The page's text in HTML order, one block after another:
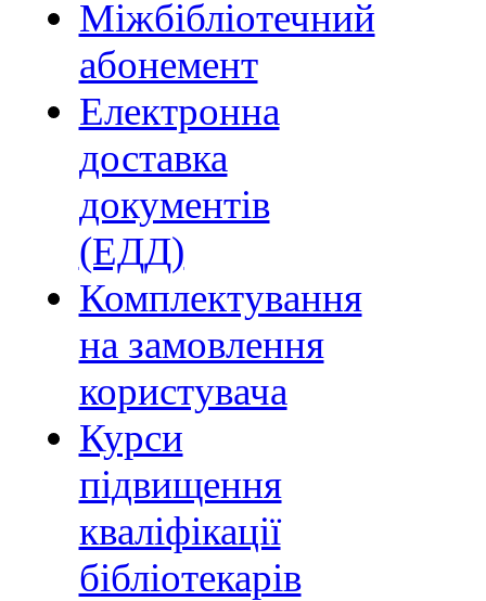
Міжбібліотечний
абонемент
Електронна
доставка
документів
(ЕДД)
Комплектування
на замовлення
користувача
Курси
підвищення
кваліфікації
бібліотекарів